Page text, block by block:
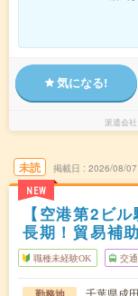
気になる!
派遣会社
未読
NEW
掲載日 2026/08/07
【空港第2ビ
長期！貿易補助
職種未経験OK 交
千葉県成